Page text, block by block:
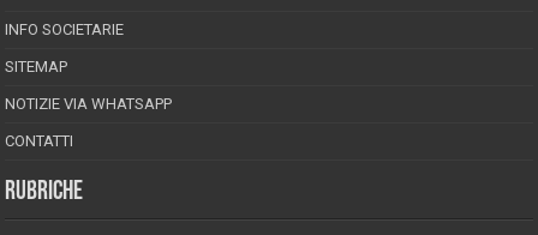
INFO SOCIETARIE
SITEMAP
NOTIZIE VIA WHATSAPP
CONTATTI
RUBRICHE